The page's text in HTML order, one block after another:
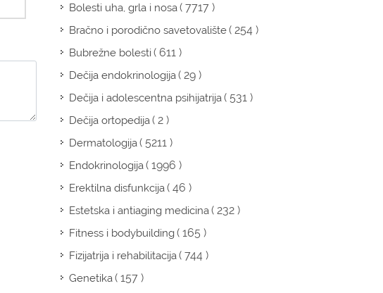
Bolesti uha, grla i nosa( 7717 )
Bračno i porodično savetovalište( 254 )
Bubrežne bolesti( 611 )
Dečija endokrinologija( 29 )
Dečija i adolescentna psihijatrija( 531 )
Dečija ortopedija( 2 )
Dermatologija( 5211 )
Endokrinologija( 1996 )
Erektilna disfunkcija( 46 )
Estetska i antiaging medicina( 232 )
Fitness i bodybuilding( 165 )
Fizijatrija i rehabilitacija( 744 )
Genetika( 157 )